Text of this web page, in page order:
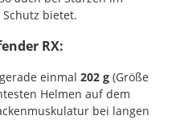
bietet.
RX:
einmal 202 g (Größe
Helmen auf dem
bei langen